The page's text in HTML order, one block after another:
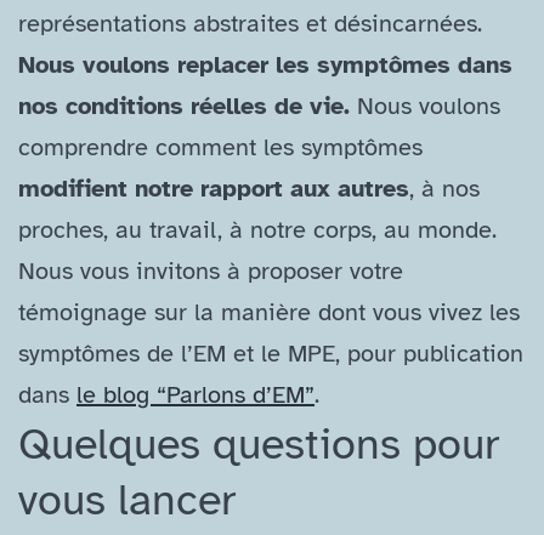
représentations abstraites et désincarnées.
Nous voulons replacer les symptômes dans
nos conditions réelles de vie. Nous voulons
comprendre comment les symptômes
modifient notre rapport aux autres, à nos
proches, au travail, à notre corps, au monde.
Nous vous invitons à proposer votre
témoignage sur la manière dont vous vivez les
symptômes de l’EM et le MPE, pour publication
dans le blog “Parlons d’EM”.
Quelques questions pour
vous lancer